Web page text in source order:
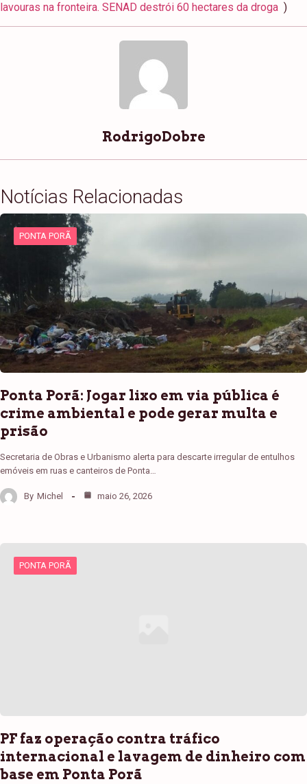
lavouras na fronteira. SENAD destrói 60 hectares da droga )
RodrigoDobre
Notícias Relacionadas
PONTA PORÃ
Ponta Porã: Jogar lixo em via pública é
crime ambiental e pode gerar multa e
prisão
Secretaria de Obras e Urbanismo alerta para descarte irregular de entulhos
emóveis em ruas e canteiros de Ponta…
By Michel maio 26, 2026
PONTA PORÃ
PF faz operação contra tráfico
internacional e lavagem de dinheiro com
base em Ponta Porã